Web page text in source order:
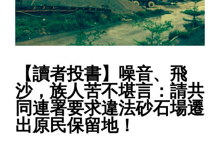
【讀者投書】噪音、飛
沙，族人苦不堪言：請共
同連署要求違法砂石場遷
出原民保留地！